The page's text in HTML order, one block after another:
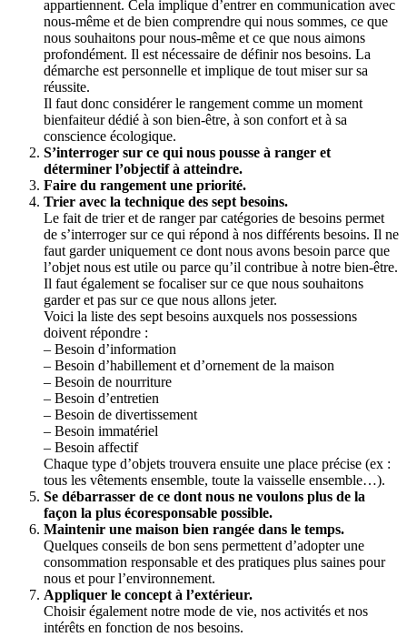
appartiennent. Cela implique d’entrer en communication avec
nous-même et de bien comprendre qui nous sommes, ce que
nous souhaitons pour nous-même et ce que nous aimons
profondément. Il est nécessaire de définir nos besoins. La
démarche est personnelle et implique de tout miser sur sa
réussite.
Il faut donc considérer le rangement comme un moment
bienfaiteur dédié à son bien-être, à son confort et à sa
conscience écologique.
S’interroger sur ce qui nous pousse à ranger et
déterminer l’objectif à atteindre.
Faire du rangement une priorité.
Trier avec la technique des sept besoins.
Le fait de trier et de ranger par catégories de besoins permet
de s’interroger sur ce qui répond à nos différents besoins. Il ne
faut garder uniquement ce dont nous avons besoin parce que
l’objet nous est utile ou parce qu’il contribue à notre bien-être.
Il faut également se focaliser sur ce que nous souhaitons
garder et pas sur ce que nous allons jeter.
Voici la liste des sept besoins auxquels nos possessions
doivent répondre :
– Besoin d’information
– Besoin d’habillement et d’ornement de la maison
– Besoin de nourriture
– Besoin d’entretien
– Besoin de divertissement
– Besoin immatériel
– Besoin affectif
Chaque type d’objets trouvera ensuite une place précise (ex :
tous les vêtements ensemble, toute la vaisselle ensemble…).
Se débarrasser de ce dont nous ne voulons plus de la
façon la plus écoresponsable possible.
Maintenir une maison bien rangée dans le temps.
Quelques conseils de bon sens permettent d’adopter une
consommation responsable et des pratiques plus saines pour
nous et pour l’environnement.
Appliquer le concept à l’extérieur.
Choisir également notre mode de vie, nos activités et nos
intérêts en fonction de nos besoins.